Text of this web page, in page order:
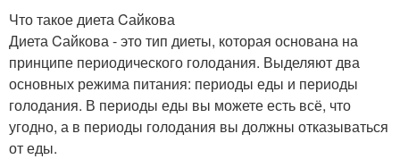
Что такое диета Cайкова
Диета Cайкова - это тип диеты, которая основана на
принципе периодического голодания. Выделяют два
основных режима питания: периоды еды и периоды
голодания. В периоды еды вы можете есть всё, что
угодно, а в периоды голодания вы должны отказываться
от еды.